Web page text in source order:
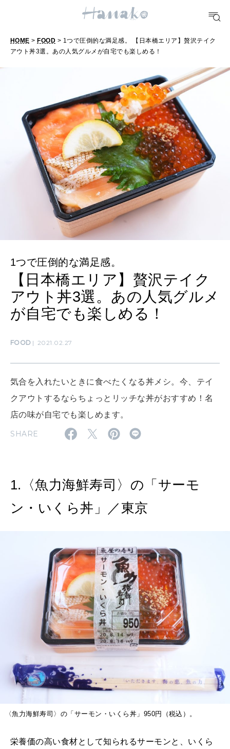
どこ行く？
FORTUNE
明日のわたし
[12星座別] Weekly Holoscope
[12星座別] Monthly Love Holoscope
女神まり愛のタロットメッセージ
算命学がわかる今月のあなた
HEALTH
自分にやさしく
LEARN
MAMA
ママもいろいろ
CULTURE
WORK&MONEY
MAGAZINE
2026年7月号「鎌倉 ローカルが 教えてくれた 本当の歩き方。」
2026年6月号「大銀座 トレンドが生まれる 新しい一流店へ。」
2026年5月号「“大好き”に出会いに。韓国」
2026年4月号「未来をつくる、学びの教科書。」
2026年3月号「スイーツ予想図 2026」
2026年2月号「良運を掴む 新・開運術。」
2026年1月号「猫がいれば、幸せ」
2025年12月号「お酒の新常識。」
MAGAZINE MOOK
FOLLOW US!
HOME > FOOD > 1つで圧倒的な満足感。 【日本橋エリア】贅沢テイク
アウト丼3選。あの人気グルメが自宅でも楽しめる！
1つで圧倒的な満足感。
【日本橋エリア】贅沢テイク
アウト丼3選。あの人気グルメ
が自宅でも楽しめる！
FOOD 2021.02.27
気合を入れたいときに食べたくなる丼メシ。今、テイ
クアウトするならちょっとリッチな丼がおすすめ！名
店の味が自宅でも楽しめます。
SHARE
1.〈魚力海鮮寿司〉の「サーモ
ン・いくら丼」／東京
〈魚力海鮮寿司〉の「サーモン・いくら丼」950円（税込）。
栄養価の高い食材として知られるサーモンと、いくら